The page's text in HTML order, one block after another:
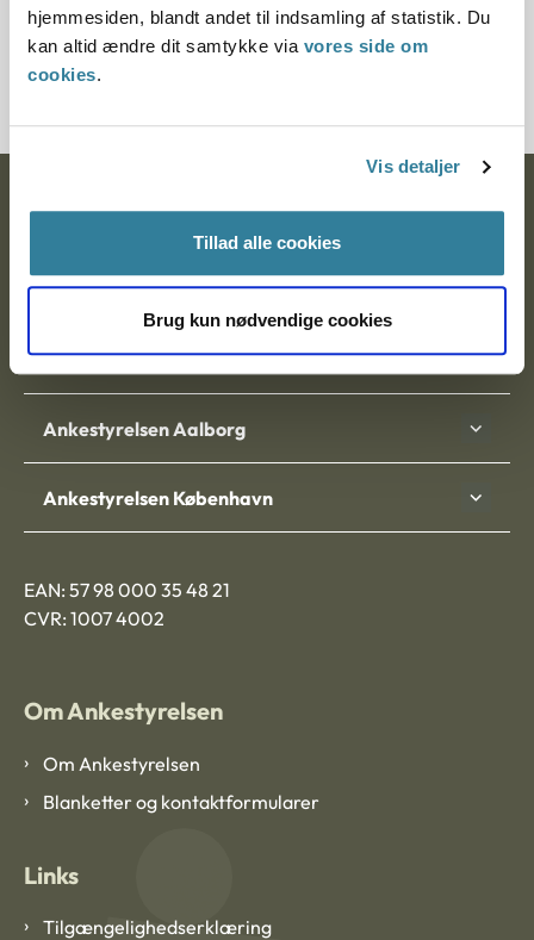
hjemmesiden, blandt andet til indsamling af statistik. Du
kan altid ændre dit samtykke via vores side om
cookies.
Vis detaljer
Tillad alle cookies
Brug kun nødvendige cookies
Journalnummer
21001-94
Ankestyrelsen
Nytorv 7, 2. sal
Ankestyrelsen Aalborg
Ankestyrelsen København
EAN: 57 98 000 35 48 21
CVR: 1007 4002
Om Ankestyrelsen
Om Ankestyrelsen
Blanketter og kontaktformularer
Links
Tilgængelighedserklæring